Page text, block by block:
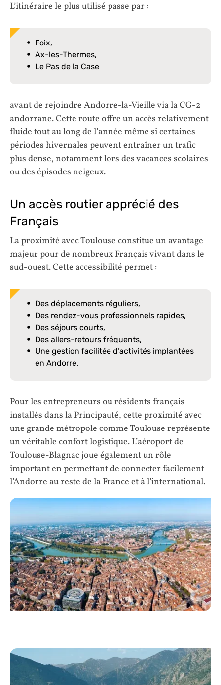
L’itinéraire le plus utilisé passe par :
Foix,
Ax-les-Thermes,
Le Pas de la Case
avant de rejoindre Andorre-la-Vieille via la CG-2
andorrane. Cette route offre un accès relativement
fluide tout au long de l’année même si certaines
périodes hivernales peuvent entraîner un trafic
plus dense, notamment lors des vacances scolaires
ou des épisodes neigeux.
Un accès routier apprécié des
Français
La proximité avec Toulouse constitue un avantage
majeur pour de nombreux Français vivant dans le
sud-ouest. Cette accessibilité permet :
Des déplacements réguliers,
Des rendez-vous professionnels rapides,
Des séjours courts,
Des allers-retours fréquents,
Une gestion facilitée d’activités implantées
en Andorre.
Pour les entrepreneurs ou résidents français
installés dans la Principauté, cette proximité avec
une grande métropole comme Toulouse représente
un véritable confort logistique. L’aéroport de
Toulouse-Blagnac joue également un rôle
important en permettant de connecter facilement
l’Andorre au reste de la France et à l’international.